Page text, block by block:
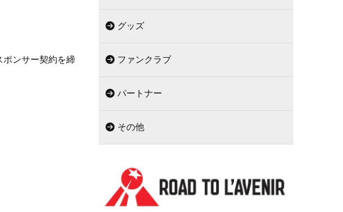
ポンサー契約を締
グッズ
ファンクラブ
パートナー
その他